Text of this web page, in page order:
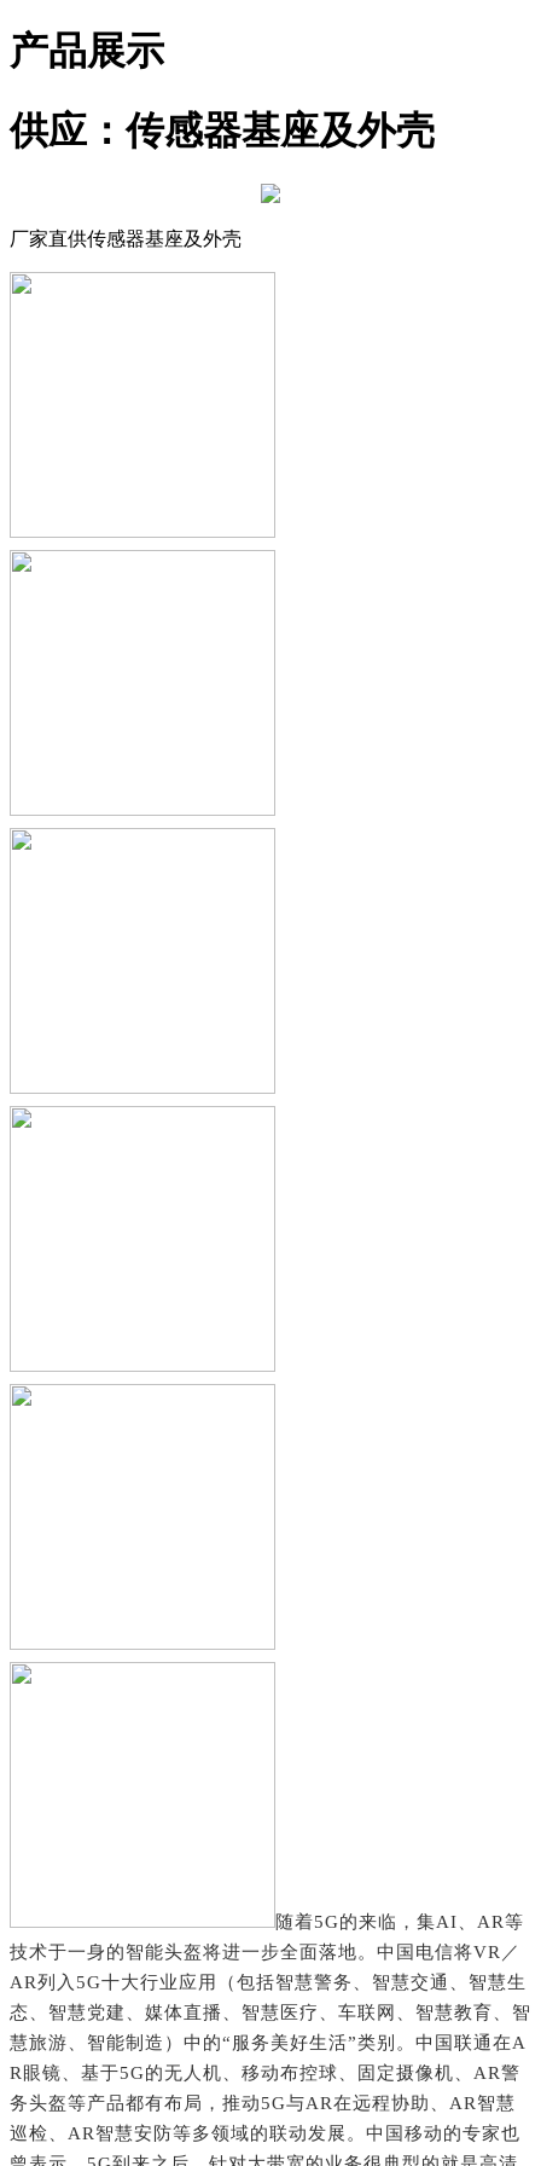
产品展示
供应：传感器基座及外壳
厂家直供传感器基座及外壳
随着5G的来临，集AI、AR等
技术于一身的智能头盔将进一步全面落地。 中国电信将VR／
AR列入5G十大行业应用（包括智慧警务、智慧交通、智慧生
态、智慧党建、媒体直播、智慧医疗、车联网、智慧教育、智
慧旅游、智能制造）中的“服务美好生活”类别。 中国联通在A
R眼镜、基于5G的无人机、移动布控球、固定摄像机、AR警
务头盔等产品都有布局，推动5G与AR在远程协助、AR智慧
巡检、AR智慧安防等多领域的联动发展。 中国移动的专家也